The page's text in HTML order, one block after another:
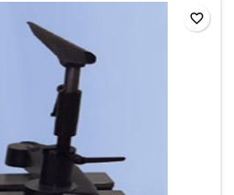
favorite_border